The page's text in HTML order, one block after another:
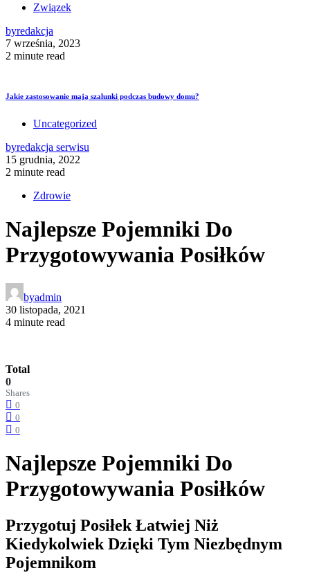
Związek
byredakcja
7 września, 2023
2 minute read
Jakie zastosowanie mają szalunki podczas budowy domu?
Uncategorized
byredakcja serwisu
15 grudnia, 2022
2 minute read
Zdrowie
Najlepsze Pojemniki Do
Przygotowywania Posiłków
byadmin
30 listopada, 2021
4 minute read
Total
0
Shares
0
0
0
Najlepsze Pojemniki Do
Przygotowywania Posiłków
Przygotuj Posiłek Łatwiej Niż
Kiedykolwiek Dzięki Tym Niezbędnym
Pojemnikom